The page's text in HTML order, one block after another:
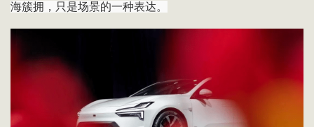
海簇拥，只是场景的一种表达。